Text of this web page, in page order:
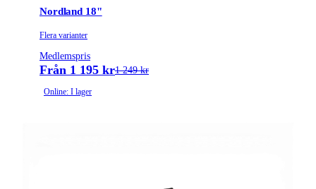
Nordland 18"
Flera varianter
Medlemspris
Från 1 195 kr1 249 kr
Online: I lager